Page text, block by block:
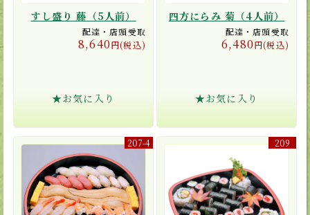
すし盛り 藤（5人前）
配達・店頭受取
8,640円(税込)
★お気に入り
四方にらみ 菊（4人前）
配達・店頭受取
6,480円(税込)
★お気に入り
207-4 209